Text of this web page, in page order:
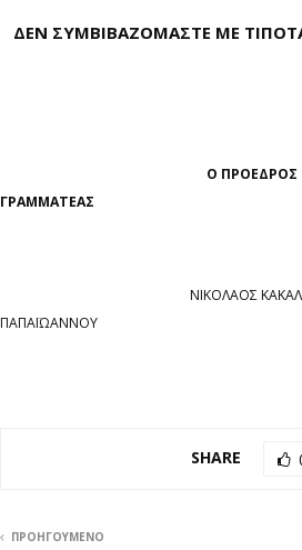
ΔΕΝ ΣΥΜΒΙΒΑΖΟΜΑΣΤΕ ΜΕ
Ο
ΓΡΑΜΜΑΤΕΑΣ
ΝΙΚΟΛΑΟΣ
ΠΑΠΑΪΩΑΝΝΟΥ
SHARE
ΠΡΟΗΓΟΎΜΕΝΟ